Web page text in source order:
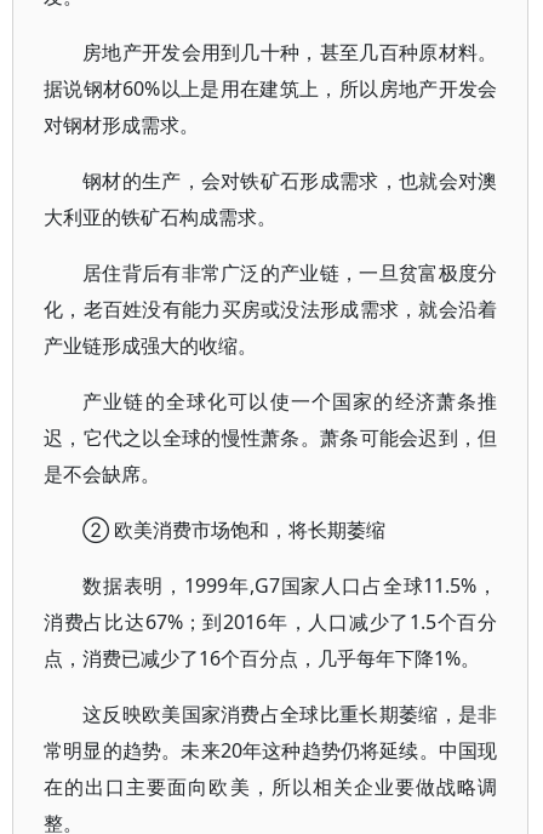
房地产开发会用到几十种，甚至几百种原材料。
据说钢材60%以上是用在建筑上，所以房地产开发会
对钢材形成需求。
钢材的生产，会对铁矿石形成需求，也就会对澳
大利亚的铁矿石构成需求。
居住背后有非常广泛的产业链，一旦贫富极度分
化，老百姓没有能力买房或没法形成需求，就会沿着
产业链形成强大的收缩。
产业链的全球化可以使一个国家的经济萧条推
迟，它代之以全球的慢性萧条。萧条可能会迟到，但
是不会缺席。
② 欧美消费市场饱和，将长期萎缩
数据表明，1999年,G7国家人口占全球11.5%，
消费占比达67%；到2016年，人口减少了1.5个百分
点，消费已减少了16个百分点，几乎每年下降1%。
这反映欧美国家消费占全球比重长期萎缩，是非
常明显的趋势。未来20年这种趋势仍将延续。中国现
在的出口主要面向欧美，所以相关企业要做战略调
整。